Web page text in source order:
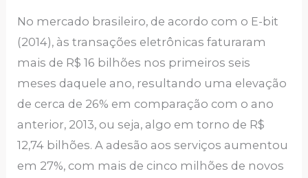
No mercado brasileiro, de acordo com o E-bit
(2014), às transações eletrônicas faturaram
mais de R$ 16 bilhões nos primeiros seis
meses daquele ano, resultando uma elevação
de cerca de 26% em comparação com o ano
anterior, 2013, ou seja, algo em torno de R$
12,74 bilhões. A adesão aos serviços aumentou
em 27%, com mais de cinco milhões de novos